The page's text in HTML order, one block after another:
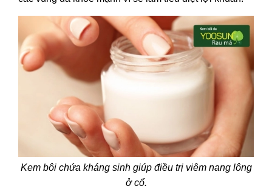
Kem bôi chứa kháng sinh giúp điều trị viêm nang lông
ở cổ.